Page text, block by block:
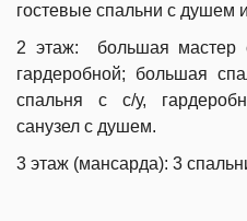
гостевые спальни с душем
2 этаж:
большая мастер
гардеробной; большая
спальня с с/у,
санузел с душем.
3 этаж (мансарда): 3